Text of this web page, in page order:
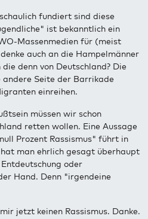
fundiert sind diese
ist bekanntlich ein
Massenmedien für (meist
auch an die Hampelmänner
denn von Deutschland? Die
Seite der Barrikade
einreihen.
müssen wir schon
retten wollen. Eine Aussage
Prozent Rassismus" führt in
man ehrlich gesagt überhaupt
oder
Hand. Denn "irgendeine
jetzt keinen Rassismus. Danke.